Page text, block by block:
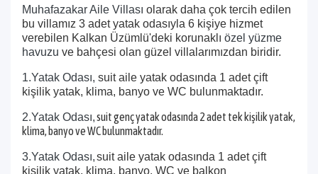
Muhafazakar Aile Villası olarak daha çok tercih edilen
bu villamız 3 adet yatak odasıyla 6 kişiye hizmet
verebilen Kalkan Üzümlü'deki korunaklı özel yüzme
havuzu ve bahçesi olan güzel villalarımızdan biridir.
1.Yatak Odası, suit aile yatak odasında 1 adet çift
kişilik yatak, klima, banyo ve WC bulunmaktadır.
2.Yatak Odası,suit genç yatak odasında 2 adet tek kişilik yatak,
klima, banyo ve WC bulunmaktadır.
3.Yatak Odası,suit aile yatak odasında 1 adet çift
kişilik yatak, klima, banyo, WC ve balkon